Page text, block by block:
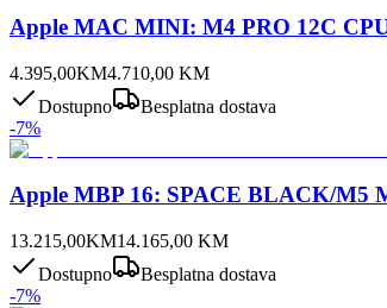
Apple MAC MINI: M4 PRO 12C
4.395,00KM4.710,00 KM
Dostupno
Besplatna dostava
-7%
Apple MBP 16: SPACE BLACK/M5
13.215,00KM14.165,00 KM
Dostupno
Besplatna dostava
-7%